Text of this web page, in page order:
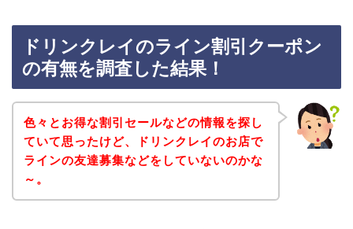
ドリンクレイのライン割引クーポン
の有無を調査した結果！
色々とお得な割引セールなどの情報を探し
ていて思ったけど、ドリンクレイのお店で
ラインの友達募集などをしていないのかな
～。